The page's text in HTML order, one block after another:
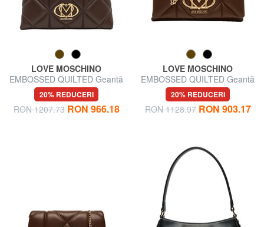
LOVE MOSCHINO
EMBOSSED QUILTED Geantă
de umăr, mâner dublu
20% REDUCERI
RON 1207.73 RON 966.18
LOVE MOSCHINO
EMBOSSED QUILTED Geantă
de umăr, matlasată
20% REDUCERI
RON 1128.97 RON 903.17